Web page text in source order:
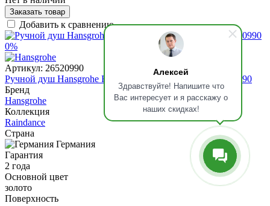
Алексей
Здравствуйте! Напишите что
Вас интересует и я расскажу о
наших скидках!
Заказать товар
Добавить к сравнению
0%
Артикул: 26520990
Ручной душ Hansgrohe Raindance Select E 120 3jet, 26520990
Бренд
Hansgrohe
Коллекция
Raindance
Страна
Германия
Гарантия
2 года
Основной цвет
золото
Поверхность